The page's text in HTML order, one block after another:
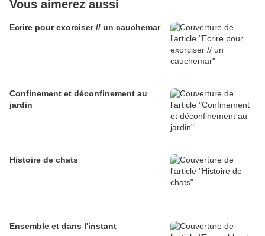
Vous aimerez aussi
Ecrire pour exorciser // un cauchemar
Confinement et déconfinement au
jardin
Histoire de chats
Ensemble et dans l'instant